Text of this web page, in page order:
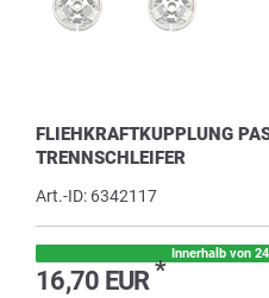
FLIEHKRAFTKUPPLUNG
TRENNSCHLEIFER
Art.-ID: 6342117
Innerhalb von
16,70 EUR*